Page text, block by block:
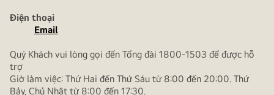
Điện thoại
Email
Quý Khách vui lòng gọi đến Tổng đài 1800-1503 để được hỗ
trợ
Giờ làm việc: Thứ Hai đến Thứ Sáu từ 8:00 đến 20:00. Thứ
Bảy, Chủ Nhật từ 8:00 đến 17:30.